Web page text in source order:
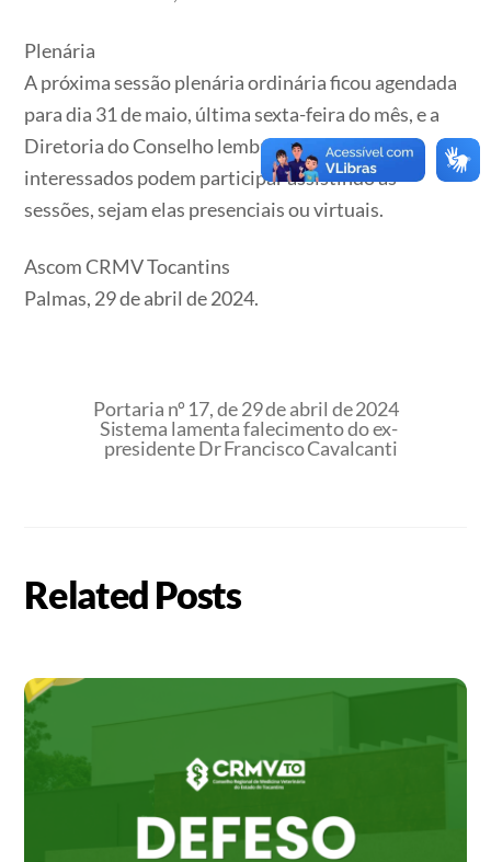
Plenária
A próxima sessão plenária ordinária ficou agendada
para dia 31 de maio, última sexta-feira do mês, e a
Diretoria do Conselho lembra que profissionais
interessados podem participar assistindo às
sessões, sejam elas presenciais ou virtuais.
Ascom CRMV Tocantins
Palmas, 29 de abril de 2024.
Portaria nº 17, de 29 de abril de 2024
Sistema lamenta falecimento do ex-
presidente Dr Francisco Cavalcanti
Related Posts